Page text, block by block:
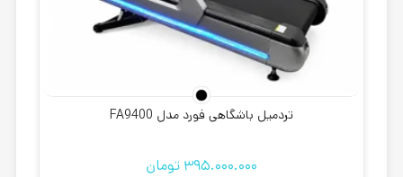
تردمیل باشگاهی فورد مدل FA9400
395.000.000 تومان